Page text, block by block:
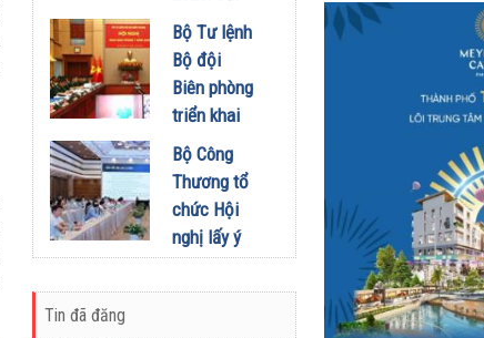
khích mọi
người trở
thành
phiên bản
chính mình
01/08/2026
Đầu tư
01/08/2026
bước qua
miền Di
sản, lan
tỏa giá trị
xanh
31/07/2026
Bộ Tư lệnh
Bộ đội
Biên phòng
triển khai
phương
hướng,
nhiệm vụ
trọng tâm
tháng
Bộ Công
Thương tổ
chức Hội
nghị lấy ý
kiến dự
thảo Nghị
Tin đã đăng